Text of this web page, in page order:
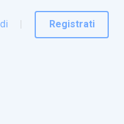
Registrati